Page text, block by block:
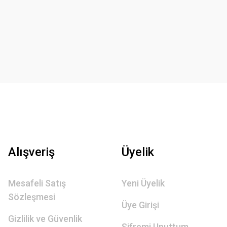
Alışveriş
Mesafeli Satış
Sözleşmesi
Gizlilik ve Güvenlik
Üyelik
Yeni Üyelik
Üye Girişi